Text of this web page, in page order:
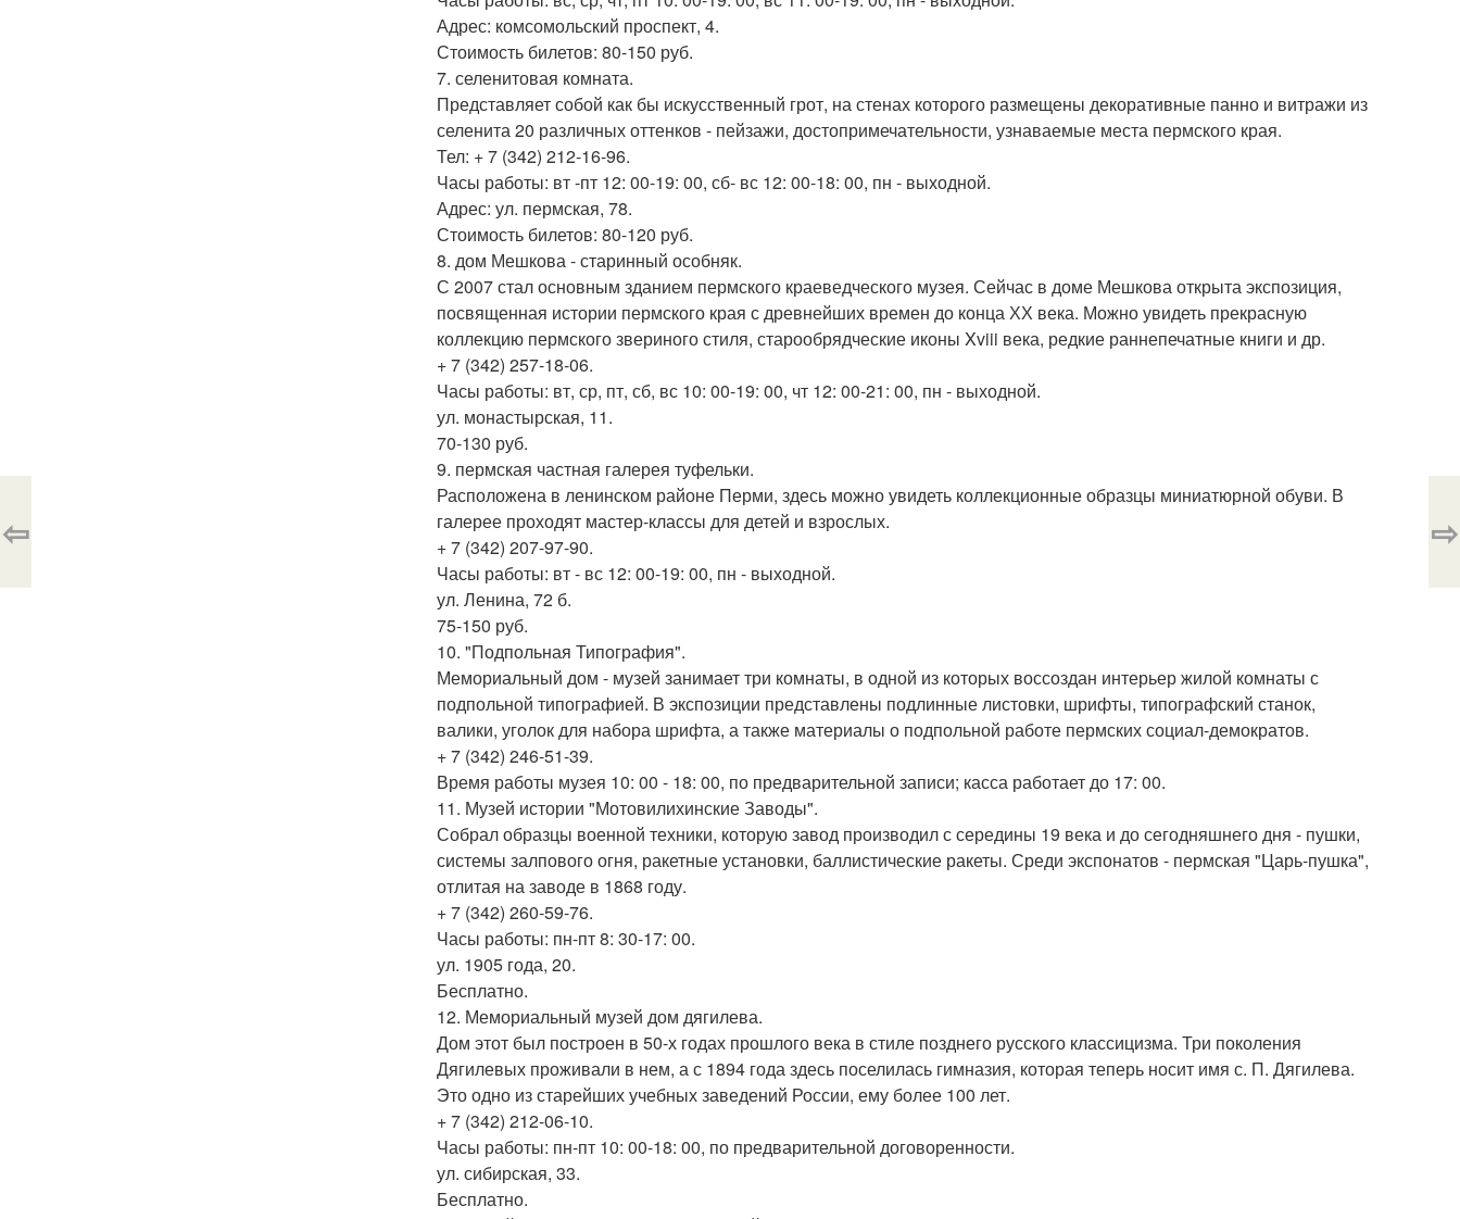
Адрес: комсомольский проспект, 4.
Стоимость билетов: 80-150 руб.
7. селенитовая комната.
Представляет собой как бы искусственный грот, на стенах которого размещены декоративные панно и витражи из
селенита 20 различных оттенков - пейзажи, достопримечательности, узнаваемые места пермского края.
Тел: + 7 (342) 212-16-96.
Часы работы: вт -пт 12: 00-19: 00, сб- вс 12: 00-18: 00, пн - выходной.
Адрес: ул. пермская, 78.
Стоимость билетов: 80-120 руб.
8. дом Мешкова - старинный особняк.
С 2007 стал основным зданием пермского краеведческого музея. Сейчас в доме Мешкова открыта экспозиция,
посвященная истории пермского края с древнейших времен до конца ХХ века. Можно увидеть прекрасную
коллекцию пермского звериного стиля, старообрядческие иконы Xviii века, редкие раннепечатные книги и др.
+ 7 (342) 257-18-06.
Часы работы: вт, ср, пт, сб, вс 10: 00-19: 00, чт 12: 00-21: 00, пн - выходной.
ул. монастырская, 11.
70-130 руб.
9. пермская частная галерея туфельки.
Расположена в ленинском районе Перми, здесь можно увидеть коллекционные образцы миниатюрной обуви. В
галерее проходят мастер-классы для детей и взрослых.
+ 7 (342) 207-97-90.
Часы работы: вт - вс 12: 00-19: 00, пн - выходной.
ул. Ленина, 72 б.
75-150 руб.
10. "Подпольная Типография".
Мемориальный дом - музей занимает три комнаты, в одной из которых воссоздан интерьер жилой комнаты с
подпольной типографией. В экспозиции представлены подлинные листовки, шрифты, типографский станок,
валики, уголок для набора шрифта, а также материалы о подпольной работе пермских социал-демократов.
+ 7 (342) 246-51-39.
Время работы музея 10: 00 - 18: 00, по предварительной записи; касса работает до 17: 00.
11. Музей истории "Мотовилихинские Заводы".
Собрал образцы военной техники, которую завод производил с середины 19 века и до сегодняшнего дня - пушки,
системы залпового огня, ракетные установки, баллистические ракеты. Среди экспонатов - пермская "Царь-пушка",
отлитая на заводе в 1868 году.
+ 7 (342) 260-59-76.
Часы работы: пн-пт 8: 30-17: 00.
ул. 1905 года, 20.
Бесплатно.
12. Мемориальный музей дом дягилева.
Дом этот был построен в 50-х годах прошлого века в стиле позднего русского классицизма. Три поколения
Дягилевых проживали в нем, а с 1894 года здесь поселилась гимназия, которая теперь носит имя с. П. Дягилева.
Это одно из старейших учебных заведений России, ему более 100 лет.
+ 7 (342) 212-06-10.
Часы работы: пн-пт 10: 00-18: 00, по предварительной договоренности.
ул. сибирская, 33.
Бесплатно.
⇦ ⇨